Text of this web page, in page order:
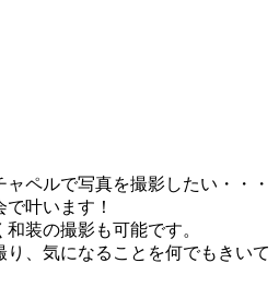
ペルで写真を撮影したい・・・
叶います！
装の撮影も可能です。
、気になることを何でもきいて